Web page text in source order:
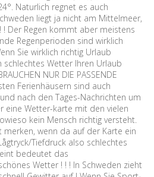
Naturlich regnet es auch
liegt ja nicht am Mittelmeer,
! Der Regen kommt aber meistens
Regenperioden sind wirklich
Sie wirklich richtig Urlaub
Wetter Ihren Urlaub
NUR DIE PASSENDE
Ferienhäusern sind auch
nach den Tages-Nachrichten um
eine Wetter-karte mit den vielen
kein Mensch richtig versteht.
merken, wenn da auf der Karte ein
Tiefdruck also schlechtes
bedeutet das
Wetter ! ! ! In Schweden zieht